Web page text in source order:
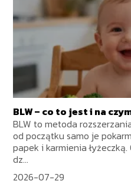
BLW – co to jest i na
BLW to metoda
od początku samo je
papek i karmienia
dz...
2026-07-29